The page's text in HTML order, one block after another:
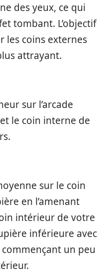
des yeux, ce qui
tombant. L’objectif
les coins externes
attrayant.
sur l’arcade
le coin interne de
sur le coin
en l’amenant
intérieur de votre
inférieure avec
un peu